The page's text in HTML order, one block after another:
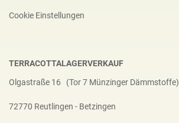
Cookie Einstellungen
TERRACOTTALAGERVERKAUF
Olgastraße 16 (Tor 7 Münzinger Dämmstoffe)
72770 Reutlingen - Betzingen